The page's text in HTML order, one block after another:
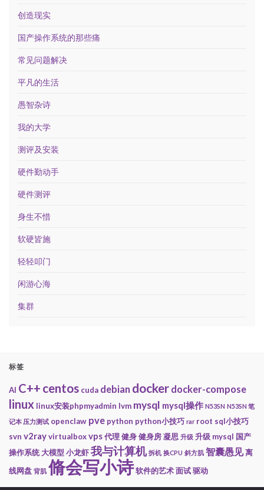
创造现实
国产操作系统的那些痛
常见问题解决
平凡的生活
愚智杂诗
我的大学
测评及安装
硬件勤动手
硬件测评
身生不惜
软硬皆施
轻轻叩门
闲游心海
集群
标签
AI C++ centos cuda debian docker docker-compose
linux linux安装phpmyadmin lvm mysql mysql操作 N53SN N53SN 笔
记本 压力测试 openclaw pve python python小技巧 rar root sql小技巧
svn v2rayvirtualboxvps代理健身健身房凝思 升级 升级 mysql 国产
操作系统 大模型 小龙虾我与计算机 拆机 换CPU 斜方肌 智囊愚见离
线网盘 背肌 脩会写小诗软件的艺术面试驱动